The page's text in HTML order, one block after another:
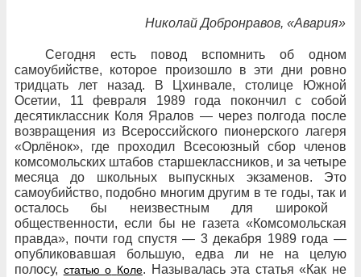
Николай Добронравов, «Авария»
Сегодня есть повод вспомнить об
одном
самоубийстве, которое произошло в
эти
дни ровно
тридцать лет назад. В
Цхинвале, столице Южной
Осетии, 11
февраля 1989 года покончил с
собой
десятиклассник Коля Яралов — через полгода после
возвращения из Всероссийского пионерского лагеря
«Орлёнок», где проходил Всесоюзный сбор членов
комсомольских штабов старшеклассников, и за четыре
месяца до
школьных выпускных экзаменов. Это
самоубийство, подобно многим другим в те годы, так и
осталось
бы неизвестным для
широкой
общественности, если бы не газета «Комсомольская
правда», почти год спустя — 3 декабря 1989 года —
опубликовавшая большую, едва
ли не на
целую
полосу, статью о Коле. Называлась эта статья «Как не